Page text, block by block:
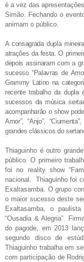
é a vez das
Simão. Fechando o
animam o público.
A consagrada dupla
atrações da festa. O
depois assinaram com a
sucesso “Palavras de
Grammy Latino na
recente trabalho da dupla
sucessos da música
acompanharão o show
Amor”, “Anjo”,
grandes clássicos do
Thiaguinho é outro
público. O primeiro
foi no reality show
nacional.
Thiaguinhofoi
Exaltasamba. O grupo
o maior sucesso deste
Exaltasamba, o
“Ousadia & Alegria”.
do pagode, em 2013
segundo disco de
Thiaguinho trabalha em
com participação de